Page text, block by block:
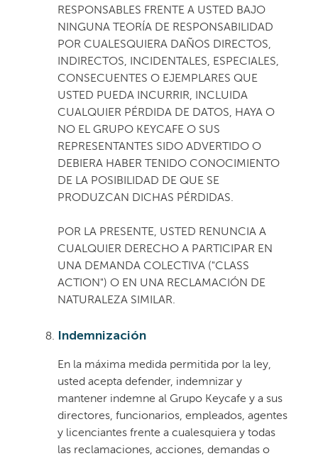
RESPONSABLES FRENTE A USTED BAJO
NINGUNA TEORÍA DE RESPONSABILIDAD
POR CUALESQUIERA DAÑOS DIRECTOS,
INDIRECTOS, INCIDENTALES, ESPECIALES,
CONSECUENTES O EJEMPLARES QUE
USTED PUEDA INCURRIR, INCLUIDA
CUALQUIER PÉRDIDA DE DATOS, HAYA O
NO EL GRUPO KEYCAFE O SUS
REPRESENTANTES SIDO ADVERTIDO O
DEBIERA HABER TENIDO CONOCIMIENTO
DE LA POSIBILIDAD DE QUE SE
PRODUZCAN DICHAS PÉRDIDAS.
POR LA PRESENTE, USTED RENUNCIA A
CUALQUIER DERECHO A PARTICIPAR EN
UNA DEMANDA COLECTIVA ("CLASS
ACTION") O EN UNA RECLAMACIÓN DE
NATURALEZA SIMILAR.
Indemnización
En la máxima medida permitida por la ley,
usted acepta defender, indemnizar y
mantener indemne al Grupo Keycafe y a sus
directores, funcionarios, empleados, agentes
y licenciantes frente a cualesquiera y todas
las reclamaciones, acciones, demandas o